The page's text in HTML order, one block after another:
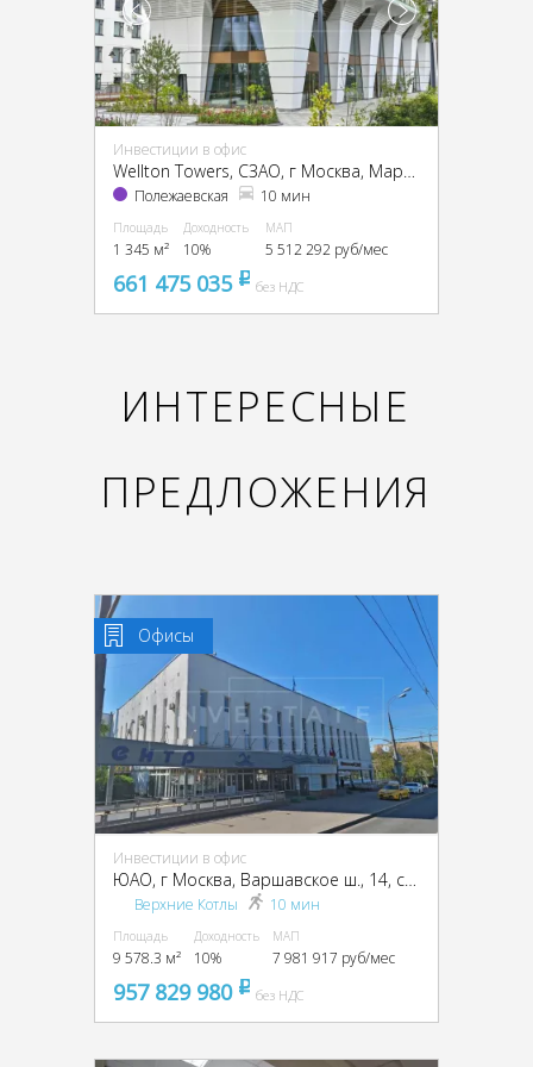
Инвестиции в офис
Wellton Towers, CЗАО, г Москва, Маршала Жукова пр-т, 39
Полежаевская 10 мин
Площадь
1 345 м²
Доходность
10%
МАП
5 512 292 руб/мес
661 475 035 pуббез НДС
ИНТЕРЕСНЫЕ
ПРЕДЛОЖЕНИЯ
Офисы
Инвестиции в офис
Верхние Котлы 10 мин
Площадь
9 578.3 м²
Доходность
10%
МАП
7 981 917 руб/мес
957 829 980 pуббез НДС